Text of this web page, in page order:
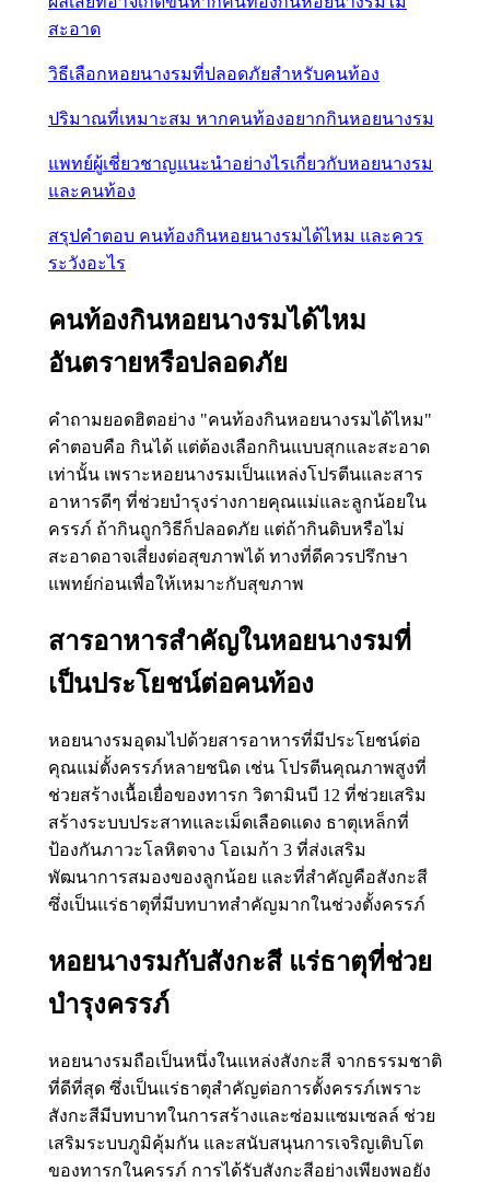
สะอาด
วิธีเลือกหอยนางรมที่ปลอดภัยสำหรับคนท้อง
ปริมาณที่เหมาะสม หากคนท้องอยากกินหอยนางรม
แพทย์ผู้เชี่ยวชาญแนะนำอย่างไรเกี่ยวกับหอยนางรม
และคนท้อง
สรุปคำตอบ คนท้องกินหอยนางรมได้ไหม และควร
ระวังอะไร
คนท้องกินหอยนางรมได้ไหม
อันตรายหรือปลอดภัย
คำถามยอดฮิตอย่าง "คนท้องกินหอยนางรมได้ไหม"
คำตอบคือ กินได้ แต่ต้องเลือกกินแบบสุกและสะอาด
เท่านั้น เพราะหอยนางรมเป็นแหล่งโปรตีนและสาร
อาหารดีๆ ที่ช่วยบำรุงร่างกายคุณแม่และลูกน้อยใน
ครรภ์ ถ้ากินถูกวิธีก็ปลอดภัย แต่ถ้ากินดิบหรือไม่
สะอาดอาจเสี่ยงต่อสุขภาพได้ ทางที่ดีควรปรึกษา
แพทย์ก่อนเพื่อให้เหมาะกับสุขภาพ
สารอาหารสำคัญในหอยนางรมที่
เป็นประโยชน์ต่อคนท้อง
หอยนางรมอุดมไปด้วยสารอาหารที่มีประโยชน์ต่อ
คุณแม่ตั้งครรภ์หลายชนิด เช่น โปรตีนคุณภาพสูงที่
ช่วยสร้างเนื้อเยื่อของทารก วิตามินบี 12 ที่ช่วยเสริม
สร้างระบบประสาทและเม็ดเลือดแดง ธาตุเหล็กที่
ป้องกันภาวะโลหิตจาง โอเมก้า 3 ที่ส่งเสริม
พัฒนาการสมองของลูกน้อย และที่สำคัญคือสังกะสี
ซึ่งเป็นแร่ธาตุที่มีบทบาทสำคัญมากในช่วงตั้งครรภ์
หอยนางรมกับสังกะสี แร่ธาตุที่ช่วย
บำรุงครรภ์
หอยนางรมถือเป็นหนึ่งในแหล่งสังกะสี จากธรรมชาติ
ที่ดีที่สุด ซึ่งเป็นแร่ธาตุสำคัญต่อการตั้งครรภ์เพราะ
สังกะสีมีบทบาทในการสร้างและซ่อมแซมเซลล์ ช่วย
เสริมระบบภูมิคุ้มกัน และสนับสนุนการเจริญเติบโต
ของทารกในครรภ์ การได้รับสังกะสีอย่างเพียงพอยัง